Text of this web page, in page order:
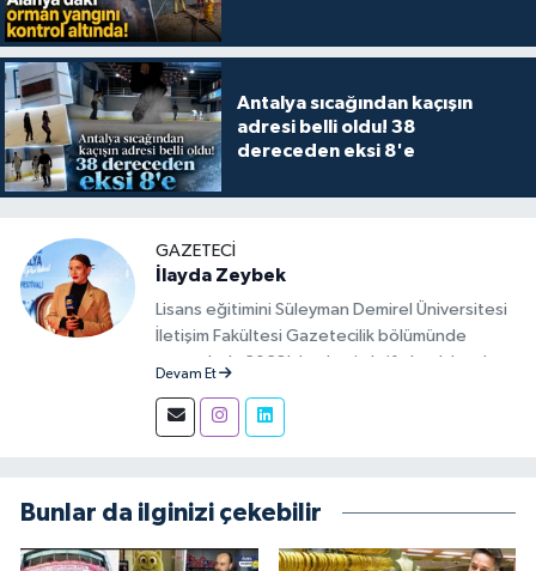
Antalya sıcağından kaçışın
adresi belli oldu! 38
dereceden eksi 8'e
GAZETECI
İlayda Zeybek
Lisans eğitimini Süleyman Demirel Üniversitesi
İletişim Fakültesi Gazetecilik bölümünde
tamamladı. 2023'den beri aktif olarak basılı,
aşamalarında muhabir ve editör olarak görev
alıyor.
Devam Et
Bunlar da ilginizi çekebilir